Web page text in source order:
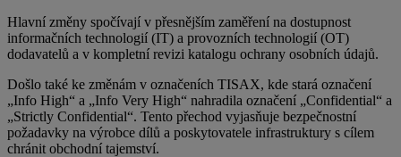
Hlavní změny spočívají v přesnějším zaměření na dostupnost
informačních technologií (IT) a provozních technologií (OT)
dodavatelů a v kompletní revizi katalogu ochrany osobních údajů.
Došlo také ke změnám v označeních TISAX, kde stará označení
„Info High“ a „Info Very High“ nahradila označení „Confidential“ a
„Strictly Confidential“. Tento přechod vyjasňuje bezpečnostní
požadavky na výrobce dílů a poskytovatele infrastruktury s cílem
chránit obchodní tajemství.